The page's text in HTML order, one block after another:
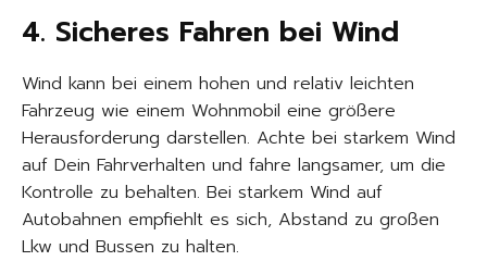
4. Sicheres Fahren bei Wind
Wind kann bei einem hohen und relativ leichten
Fahrzeug wie einem Wohnmobil eine größere
Herausforderung darstellen. Achte bei starkem Wind
auf Dein Fahrverhalten und fahre langsamer, um die
Kontrolle zu behalten. Bei starkem Wind auf
Autobahnen empfiehlt es sich, Abstand zu großen
Lkw und Bussen zu halten.